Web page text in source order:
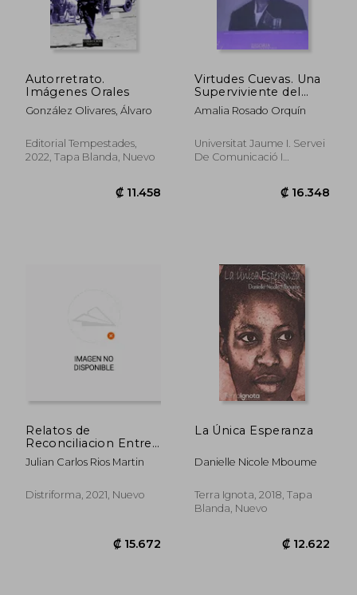
₡ 7.894
Autorretrato.
Imágenes Orales
González Olivares, Álvaro
Editorial Tempestades,
2022, Tapa Blanda, Nuevo
Virtudes Cuevas. Una
Superviviente del
Campo de
Concentración
Ravensbrück.
Amalia Rosado Orquín
Universitat Jaume I. Servei
De Comunicació I
Relatos de
Reconciliacion Entre
Victimas y Agresores
en pro
Julian Carlos Rios Martin
Distriforma, 2021, Nuevo
La Única Esperanza
Danielle Nicole Mboume
Terra Ignota, 2018, Tapa
Blanda, Nuevo